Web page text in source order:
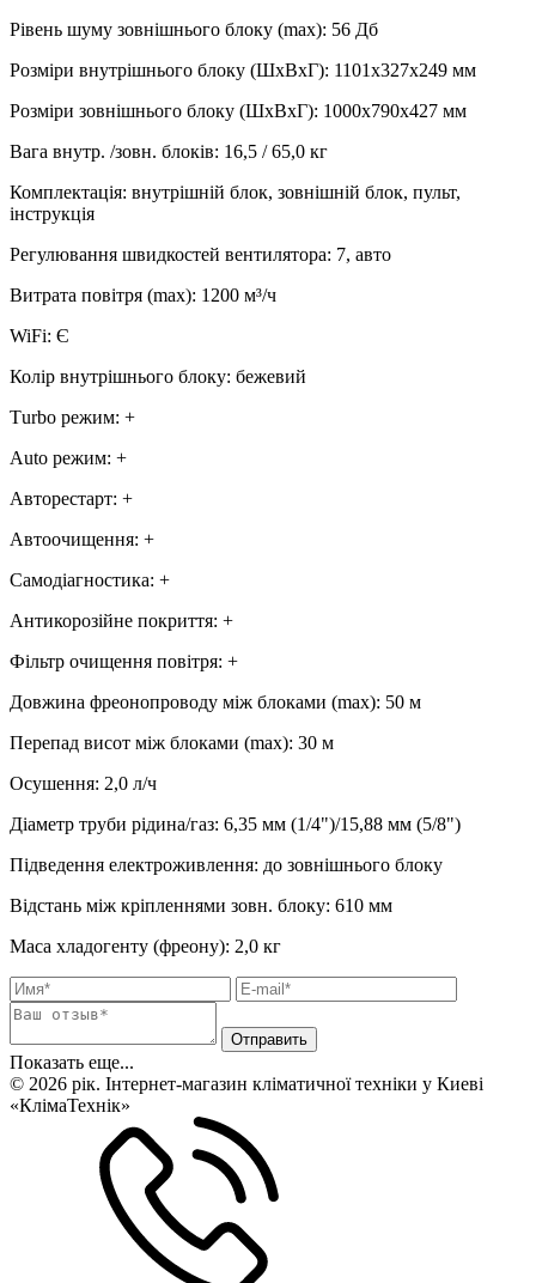
Рівень шуму зовнішнього блоку (max): 56 Дб
Розміри внутрішнього блоку (ШхВхГ): 1101х327х249 мм
Розміри зовнішнього блоку (ШхВхГ): 1000х790х427 мм
Вага внутр. /зовн. блоків: 16,5 / 65,0 кг
Комплектація: внутрішній блок, зовнішній блок, пульт,
інструкція
Регулювання швидкостей вентилятора: 7, авто
Витрата повітря (max): 1200 м³/ч
WiFi: Є
Колір внутрішнього блоку: бежевий
Тurbo режим: +
Аuto режим: +
Авторестарт: +
Автоочищення: +
Самодіагностика: +
Антикорозійне покриття: +
Фільтр очищення повітря: +
Довжина фреонопроводу між блоками (max): 50 м
Перепад висот між блоками (max): 30 м
Осушення: 2,0 л/ч
Діаметр труби рідина/газ: 6,35 мм (1/4")/15,88 мм (5/8")
Підведення електроживлення: до зовнішнього блоку
Відстань між кріпленнями зовн. блоку: 610 мм
Маса хладогенту (фреону): 2,0 кг
Показать еще...
© 2026 рік. Інтернет-магазин кліматичної техніки у Киеві
«КлімаТехнік»